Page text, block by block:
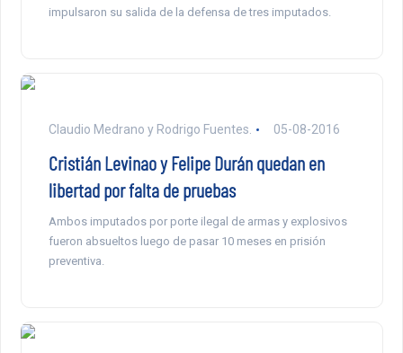
impulsaron su salida de la defensa de tres imputados.
Claudio Medrano y Rodrigo Fuentes. 05-08-2016
Cristián Levinao y Felipe Durán quedan en
libertad por falta de pruebas
Ambos imputados por porte ilegal de armas y explosivos
fueron absueltos luego de pasar 10 meses en prisión
preventiva.